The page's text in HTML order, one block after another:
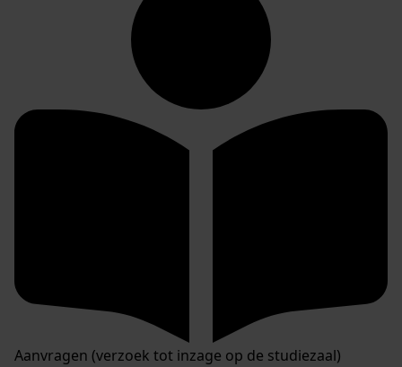
Aanvragen (verzoek tot inzage op de studiezaal)